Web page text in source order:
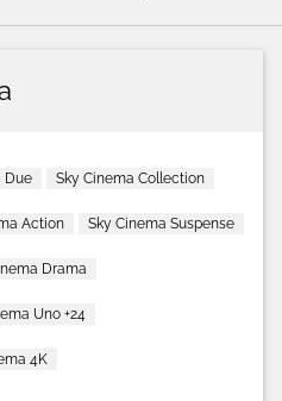
Due Sky Cinema Collection
Action Sky Cinema Suspense
Drama
Uno +24
4K